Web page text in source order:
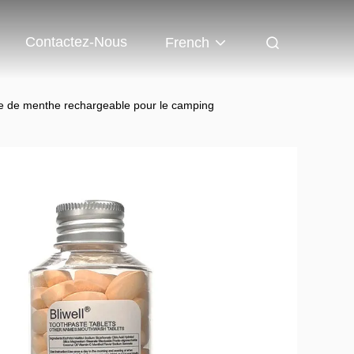
Contactez-Nous French
de menthe rechargeable pour le camping